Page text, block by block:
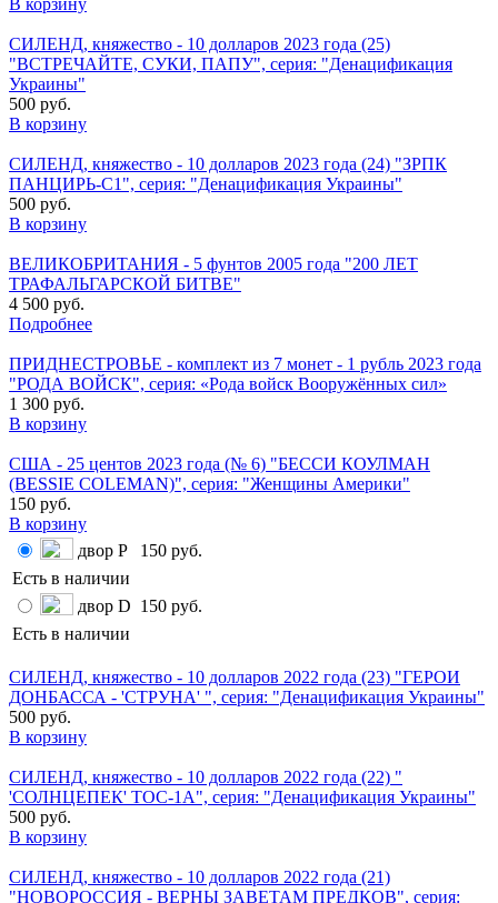
В корзину
СИЛЕНД, княжество - 10 долларов 2023 года (25)
"ВСТРЕЧАЙТЕ, СУКИ, ПАПУ", серия: "Денацификация
Украины"
500 руб.
В корзину
СИЛЕНД, княжество - 10 долларов 2023 года (24) "ЗРПК
ПАНЦИРЬ-С1", серия: "Денацификация Украины"
500 руб.
В корзину
ВЕЛИКОБРИТАНИЯ - 5 фунтов 2005 года "200 ЛЕТ
ТРАФАЛЬГАРСКОЙ БИТВЕ"
4 500 руб.
Подробнее
ПРИДНЕСТРОВЬЕ - комплект из 7 монет - 1 рубль 2023 года
"РОДА ВОЙСК", серия: «Рода войск Вооружённых сил»
1 300 руб.
В корзину
США - 25 центов 2023 года (№ 6) "БЕССИ КОУЛМАН
(BESSIE COLEMAN)", серия: "Женщины Америки"
150 руб.
В корзину
двор P
150 руб.
Есть в наличии
двор D 150 руб.
Есть в наличии
СИЛЕНД, княжество - 10 долларов 2022 года (23) "ГЕРОИ
ДОНБАССА - 'СТРУНА' ", серия: "Денацификация Украины"
500 руб.
В корзину
СИЛЕНД, княжество - 10 долларов 2022 года (22) "
'СОЛНЦЕПЕК' ТОС-1А", серия: "Денацификация Украины"
500 руб.
В корзину
СИЛЕНД, княжество - 10 долларов 2022 года (21)
"НОВОРОССИЯ - ВЕРНЫ ЗАВЕТАМ ПРЕДКОВ", серия: